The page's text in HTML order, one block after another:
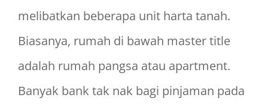
melibatkan beberapa unit harta tanah.
Biasanya, rumah di bawah master title
adalah rumah pangsa atau apartment.
Banyak bank tak nak bagi pinjaman pada